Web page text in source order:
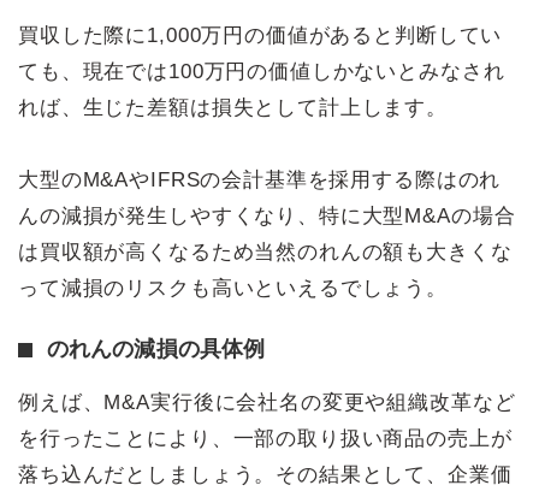
買収した際に1,000万円の価値があると判断してい
ても、現在では100万円の価値しかないとみなされ
れば、生じた差額は損失として計上します。
大型のM&AやIFRSの会計基準を採用する際はのれ
んの減損が発生しやすくなり、特に大型M&Aの場合
は買収額が高くなるため当然のれんの額も大きくな
って減損のリスクも高いといえるでしょう。
のれんの減損の具体例
例えば、M&A実行後に会社名の変更や組織改革など
を行ったことにより、一部の取り扱い商品の売上が
落ち込んだとしましょう。その結果として、企業価